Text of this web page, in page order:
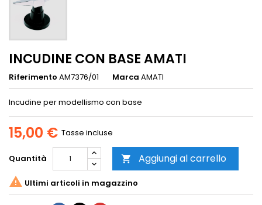
INCUDINE CON BASE AMATI
Riferimento AM7376/01 Marca AMATI
Incudine per modellismo con base
15,00 € Tasse incluse
Quantità  Aggiungi al carrello
 Ultimi articoli in magazzino